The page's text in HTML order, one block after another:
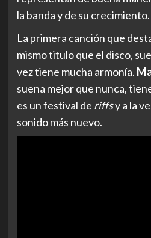
la banda y de su crecimiento.
La primera canción que
mismo titulo que el disco,
vez tiene mucha armonía.
suena mejor que nunca,
es un festival de riffsy a la
sonido más nuevo.